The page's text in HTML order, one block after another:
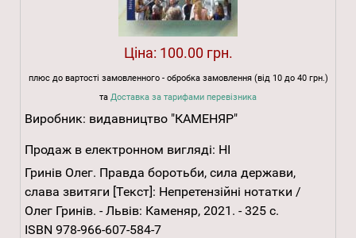
Ціна: 100.00 грн.
плюс до вартості замовленного - обробка замовлення (від 10 до 40 грн.)
та Доставка за тарифами перевізника
Виробник: видавництво "КАМЕНЯР"
Продаж в електронном вигляді: НІ
Гринів Олег. Правда боротьби, сила держави,
слава звитяги [Текст]: Непретензійні нотатки /
Олег Гринів. - Львів: Каменяр, 2021. - 325 с.
ISBN 978-966-607-584-7